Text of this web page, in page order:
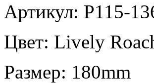
Артикул: P115-
Цвет: Lively
Размер: 180mm